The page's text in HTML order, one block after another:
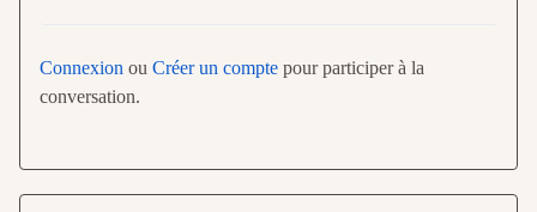
Connexion ou Créer un compte pour participer à la
conversation.